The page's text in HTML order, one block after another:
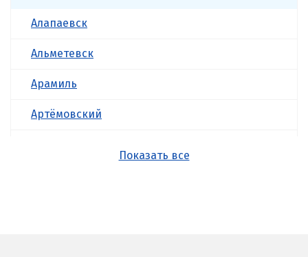
Алапаевск
Альметевск
Арамиль
Артёмовский
Показать все